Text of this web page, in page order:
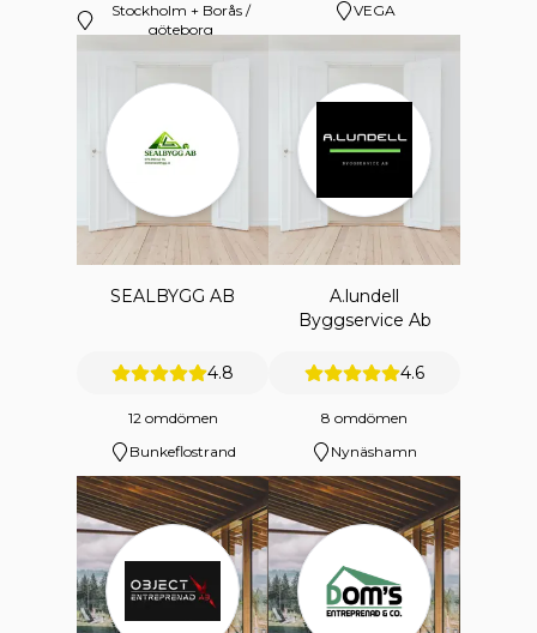
Stockholm + Borås /
göteborg
VEGA
SEALBYGG AB
4.8
12 omdömen
Bunkeflostrand
A.lundell
Byggservice Ab
4.6
8 omdömen
Nynäshamn